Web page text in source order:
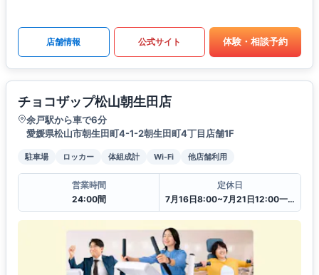
店舗情報 公式サイト 体験・相談予約
チョコザップ松山朝生田店
余戸駅から車で6分
愛媛県松山市朝生田町4-1-2朝生田町4丁目店舗1F
駐車場 ロッカー 体組成計 Wi-Fi 他店舗利用
営業時間
24:00間
定休日
7月16日8:00~7月21日12:00一時閉館中